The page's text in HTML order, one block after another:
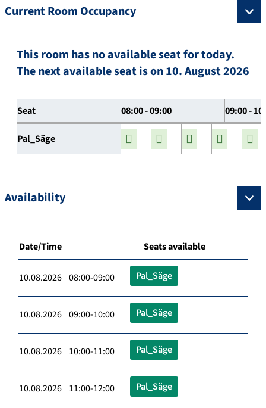
Current Room Occupancy
This room has no available seat for today.
The next available seat is on 10. August 2026
Seat 08:00 - 09:00 09:00 -
Pal_Säge
Availability
Date/Time Seats available
10.08.2026 08:00-09:00 Pal_Säge
10.08.2026 09:00-10:00 Pal_Säge
10.08.2026 10:00-11:00 Pal_Säge
10.08.2026 11:00-12:00 Pal_Säge